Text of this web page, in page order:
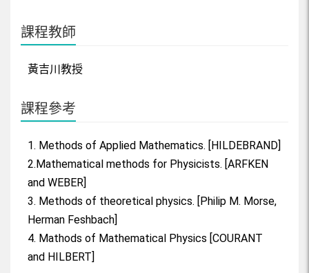
課程教師
黃吉川教授
課程參考
1. Methods of Applied Mathematics. [HILDEBRAND]
2.Mathematical methods for Physicists. [ARFKEN
and WEBER]
3. Methods of theoretical physics. [Philip M. Morse,
Herman Feshbach]
4. Mathods of Mathematical Physics [COURANT
and HILBERT]